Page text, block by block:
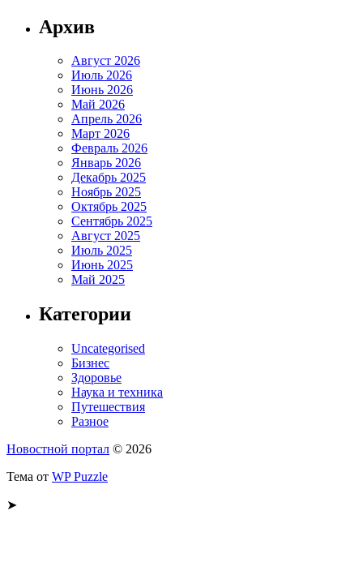
Архив
Август 2026
Июль 2026
Июнь 2026
Май 2026
Апрель 2026
Март 2026
Февраль 2026
Январь 2026
Декабрь 2025
Ноябрь 2025
Октябрь 2025
Сентябрь 2025
Август 2025
Июль 2025
Июнь 2025
Май 2025
Категории
Uncategorised
Бизнес
Здоровье
Наука и техника
Путешествия
Разное
Новостной портал © 2026
Тема от WP Puzzle
➤